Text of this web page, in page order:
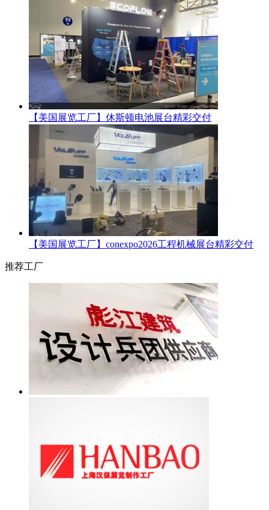
【美国展览工厂】休斯顿电池展台精彩交付
【美国展览工厂】conexpo2026工程机械展台精彩交付
推荐工厂